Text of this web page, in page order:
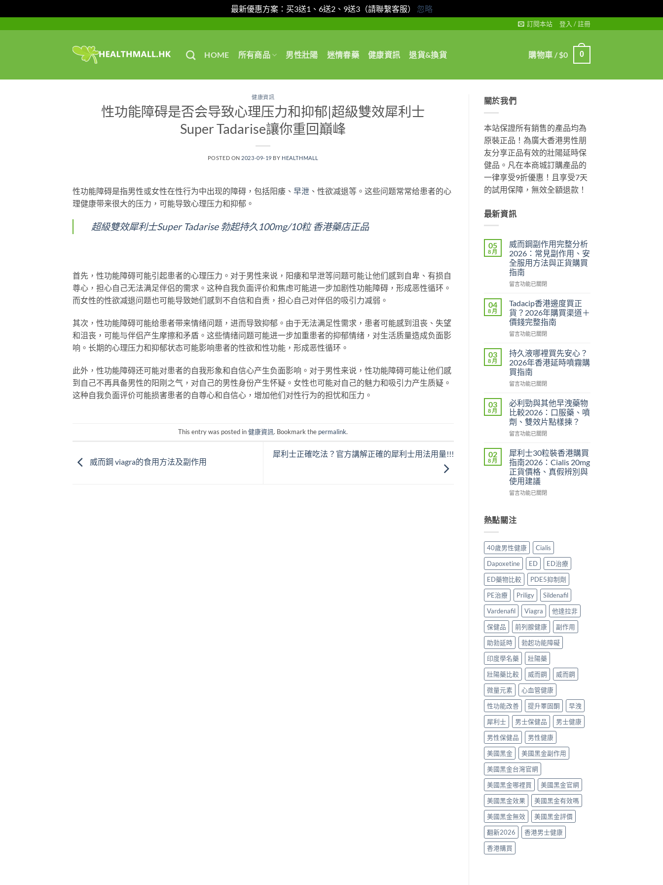
最新優惠方案：买3送1、6送2、9送3（請聯繫客服） 忽略
訂閱本站 登入 / 註冊
HOME 所有商品 男性壯陽 迷情春藥 健康資訊 退貨&換貨 購物車 /$0 0
健康資訊
性功能障碍是否会导致心理压力和抑郁|超級雙效犀利士
Super Tadarise讓你重回巔峰
POSTED ON 2023-09-19 BY HEALTHMALL
性功能障碍是指男性或女性在性行为中出现的障碍，包括阳痿、 早泄 、性欲减退等。这些问题常常给患者的心
理健康带来很大的压力，可能导致心理压力和抑郁。
超級雙效犀利士Super Tadarise 勃起持久100mg/10粒 香港藥店正品
首先，性功能障碍可能引起患者的心理压力。对于男性来说，阳痿和早泄等问题可能让他们感到自卑、有损自
尊心，担心自己无法满足伴侣的需求。这种自我负面评价和焦虑可能进一步加剧性功能障碍，形成恶性循环。
而女性的性欲减退问题也可能导致她们感到不自信和自责，担心自己对伴侣的吸引力减弱。
其次，性功能障碍可能给患者带来情绪问题，进而导致抑郁。由于无法满足性需求，患者可能感到沮丧、失望
和沮丧，可能与伴侣产生摩擦和矛盾。这些情绪问题可能进一步加重患者的抑郁情绪，对生活质量造成负面影
响。长期的心理压力和抑郁状态可能影响患者的性欲和性功能，形成恶性循环。
此外，性功能障碍还可能对患者的自我形象和自信心产生负面影响。对于男性来说，性功能障碍可能让他们感
到自己不再具备男性的阳刚之气，对自己的男性身份产生怀疑。女性也可能对自己的魅力和吸引力产生质疑。
这种自我负面评价可能损害患者的自尊心和自信心，增加他们对性行为的担忧和压力。
This entry was posted in健康資訊. Bookmark the permalink.
威而鋼 viagra的食用方法及副作用
犀利士正確吃法？官方講解正確的犀利士用法用量!!!
關於我們
本站保證所有銷售的產品均為
原裝正品！為廣大香港男性朋
友分享正品有效的壯陽延時保
健品。凡在本商城訂購產品的
一律享受9折優惠！且享受7天
的試用保障，無效全額退款！
最新資訊
05
8 月
威而鋼副作用完整分析
2026：常見副作用、安
全服用方法與正貨購買
指南
在
而
鋼
副
作
用
整
分
析
2026：
常
副
作
用、
安
全
用
方
法
與
正
貨
指
留言功能已關閉
04
8 月
Tadacip香港邊度買正
貨？2026年購買渠道＋
價錢完整指南
在
香
港
邊
度
買
貨？
2026
年
購
買
道
＋
價
錢
完
整
中
留言功能已關閉
03
8 月
持久液哪裡買先安心？
2026年香港延時噴霧購
買指南
在
久
液
哪
裡
買
安
心？
2026
年
香
港
噴
霧
買
指
南〉
中
留言功能已關閉
03
8 月
必利勁與其他早洩藥物
比較2026：口服藥、噴
劑、雙效片點樣揀？
在
利
勁
與
其
他
早
物
比
2026：
口
服
藥、
噴
劑、
效
片
點
揀？〉
中
留言功能已關閉
02
8 月
犀利士30粒裝香港購買
指南2026：Cialis 20mg
正貨價格、真假辨別與
使用建議
在
士
30
裝
香
港
購
買
指
2026：
Cialis
20mg
貨
價
格、
真
假
辨
別
與
使
用
議〉
中
留言功能已關閉
熱點關注
40歲男性健康
Cialis
Dapoxetine
ED
ED治療
ED藥物比較
PDE5抑制劑
PE治療
Priligy
Sildenafil
Vardenafil
Viagra
他達拉非
保健品
前列腺健康
副作用
助勃延時
勃起功能障礙
印度學名藥
壯陽藥
壯陽藥比較
威而鋼
威而鋼
微量元素
心血管健康
性功能改善
提升睪固酮
早洩
犀利士
男士保健品
男士健康
男性保健品
男性健康
美國黑金
美國黑金副作用
美國黑金台灣官網
美國黑金哪裡買
美國黑金官網
美國黑金效果
美國黑金有效嗎
美國黑金無效
美國黑金評價
翻新2026
香港男士健康
香港購買